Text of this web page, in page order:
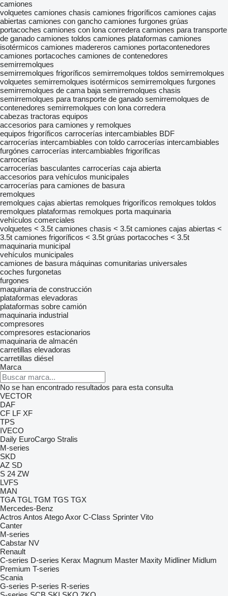
camiones
volquetes camiones chasis camiones frigoríficos camiones cajas
abiertas camiones con gancho camiones furgones grúas
portacoches camiones con lona corredera camiones para transporte
de ganado camiones toldos camiones plataformas camiones
isotérmicos camiones madereros camiones portacontenedores
camiones portacoches camiones de contenedores
semirremolques
semirremolques frigoríficos semirremolques toldos semirremolques
volquetes semirremolques isotérmicos semirremolques furgones
semirremolques de cama baja semirremolques chasis
semirremolques para transporte de ganado semirremolques de
contenedores semirremolques con lona corredera
cabezas tractoras equipos
accesorios para camiones y remolques
equipos frigoríficos carrocerías intercambiables BDF
carrocerías intercambiables con toldo carrocerías intercambiables
furgónes carrocerías intercambiables frigoríficas
carrocerías
carrocerías basculantes carrocerías caja abierta
accesorios para vehículos municipales
carrocerías para camiones de basura
remolques
remolques cajas abiertas remolques frigoríficos remolques toldos
remolques plataformas remolques porta maquinaria
vehículos comerciales
volquetes < 3.5t camiones chasis < 3.5t camiones cajas abiertas <
3.5t camiones frigoríficos < 3.5t grúas portacoches < 3.5t
maquinaria municipal
vehículos municipales
camiones de basura máquinas comunitarias universales
coches furgonetas
furgones
maquinaria de construcción
plataformas elevadoras
plataformas sobre camión
maquinaria industrial
compresores
compresores estacionarios
maquinaria de almacén
carretillas elevadoras
carretillas diésel
Marca
No se han encontrado resultados para esta consulta
VECTOR
DAF
CF LF XF
TPS
IVECO
Daily EuroCargo Stralis
M-series
SKD
AZ SD
S 24 ZW
LVFS
MAN
TGA TGL TGM TGS TGX
Mercedes-Benz
Actros Antos AtegoAxor C-Class Sprinter Vito
Canter
M-series
Cabstar NV
Renault
C-series D-series Kerax Magnum Master Maxity Midliner Midlum
Premium T-series
Scania
G-series P-series R-series